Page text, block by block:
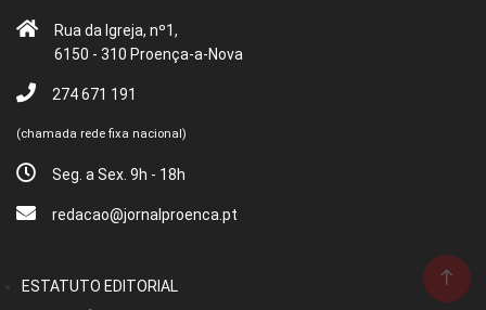
Rua da Igreja, nº1,
6150 - 310 Proença-a-Nova
274 671 191
(chamada rede fixa nacional)
Seg. a Sex. 9h - 18h
redacao@jornalproenca.pt
ESTATUTO EDITORIAL